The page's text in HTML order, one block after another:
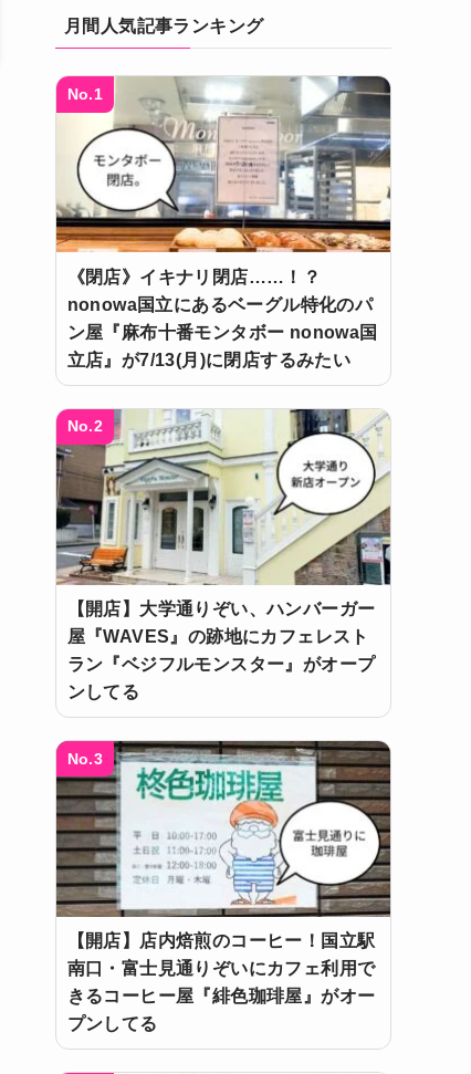
月間人気記事ランキング
No.1
《閉店》イキナリ閉店……！？
nonowa国立にあるベーグル特化のパ
ン屋『麻布十番モンタボー nonowa国
立店』が7/13(月)に閉店するみたい
No.2
【開店】大学通りぞい、ハンバーガー
屋『WAVES』の跡地にカフェレスト
ラン『ベジフルモンスター』がオープ
ンしてる
No.3
【開店】店内焙煎のコーヒー！国立駅
南口・富士見通りぞいにカフェ利用で
きるコーヒー屋『緋色珈琲屋』がオー
プンしてる